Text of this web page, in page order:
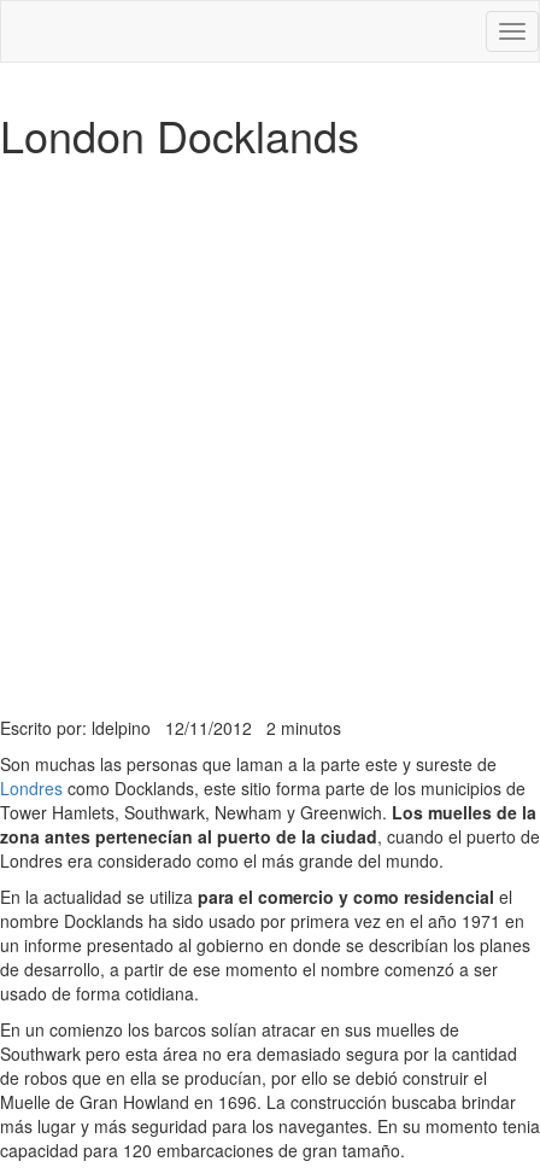
London Docklands
Escrito por: ldelpino 12/11/2012 2 minutos
Son muchas las personas que laman a la parte este y sureste de
Londres como Docklands, este sitio forma parte de los municipios de
Tower Hamlets, Southwark, Newham y Greenwich. Los muelles de la
zona antes pertenecían al puerto de la ciudad, cuando el puerto de
Londres era considerado como el más grande del mundo.
En la actualidad se utiliza para el comercio y como residencial el
nombre Docklands ha sido usado por primera vez en el año 1971 en
un informe presentado al gobierno en donde se describían los planes
de desarrollo, a partir de ese momento el nombre comenzó a ser
usado de forma cotidiana.
En un comienzo los barcos solían atracar en sus muelles de
Southwark pero esta área no era demasiado segura por la cantidad
de robos que en ella se producían, por ello se debió construir el
Muelle de Gran Howland en 1696. La construcción buscaba brindar
más lugar y más seguridad para los navegantes. En su momento tenia
capacidad para 120 embarcaciones de gran tamaño.